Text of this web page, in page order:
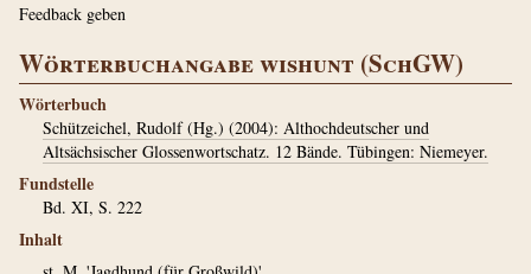
Feedback geben
Wörterbuchangabe wishunt (SchGW)
Wörterbuch
Schützeichel, Rudolf (Hg.) (2004): Althochdeutscher und
Altsächsischer Glossenwortschatz. 12 Bände. Tübingen: Niemeyer.
Fundstelle
Bd. XI, S. 222
Inhalt